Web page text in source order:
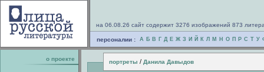
на 06.08.26 сайт содержит 3276 изображений 873
персоналии : А Б В Г Д Е Ж З И Й К Л М Н О П Р С Т У
о проекте портреты / Данила Давыдов